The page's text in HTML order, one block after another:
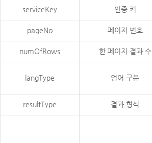
serviceKey 인증 키
pageNo 페이지 번호
numOfRows 한 페이지 결과 수
langType 언어 구분
resultType 결과 형식